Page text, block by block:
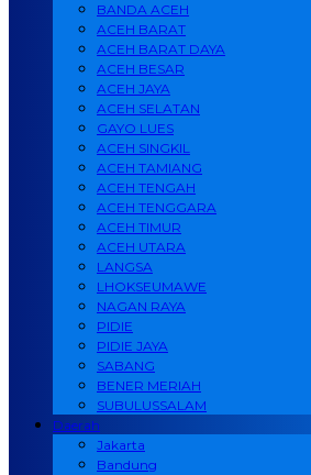
BANDA ACEH
ACEH BARAT
ACEH BARAT DAYA
ACEH BESAR
ACEH JAYA
ACEH SELATAN
GAYO LUES
ACEH SINGKIL
ACEH TAMIANG
ACEH TENGAH
ACEH TENGGARA
ACEH TIMUR
ACEH UTARA
LANGSA
LHOKSEUMAWE
NAGAN RAYA
PIDIE
PIDIE JAYA
SABANG
BENER MERIAH
SUBULUSSALAM
Daerah
Jakarta
Bandung